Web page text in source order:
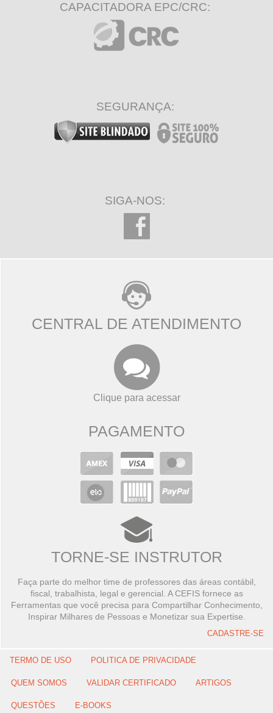
CAPACITADORA EPC/CRC:
SEGURANÇA:
SIGA-NOS:
CENTRAL DE ATENDIMENTO
Clique para acessar
PAGAMENTO
TORNE-SE INSTRUTOR
Faça parte do melhor time de professores das áreas contábil,
fiscal, trabalhista, legal e gerencial. A CEFIS fornece as
Ferramentas que você precisa para Compartilhar Conhecimento,
Inspirar Milhares de Pessoas e Monetizar sua Expertise.
CADASTRE-SE
TERMO DE USO POLITICA DE PRIVACIDADE
QUEM SOMOS VALIDAR CERTIFICADO ARTIGOS
QUESTÕES E-BOOKS